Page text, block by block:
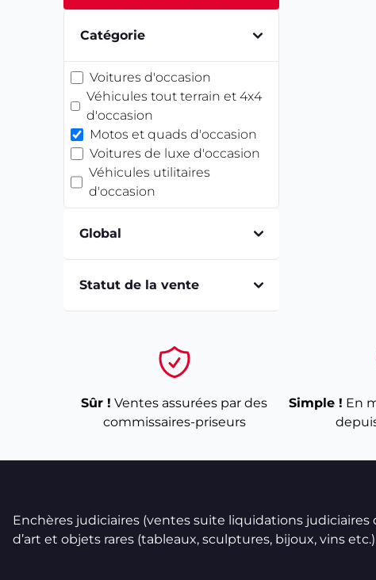
Catégorie
Voitures d'occasion
Véhicules tout terrain et 4x4
d'occasion
Motos et quads d'occasion
Voitures de luxe d'occasion
Véhicules utilitaires
d'occasion
Global
Statut de la vente
Sûr ! Ventes assurées par des
commissaires-priseurs
Simple ! En
Enchères judiciaires (ventes suite liquidations
d’art et objets rares (tableaux, sculptures, bijoux, vins